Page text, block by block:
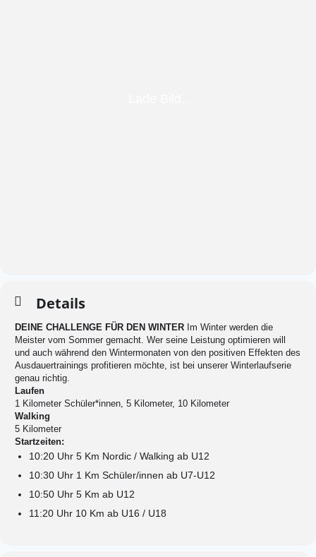
Details
DEINE CHALLENGE FÜR DEN WINTER Im Winter werden die
Meister vom Sommer gemacht. Wer seine Leistung optimieren will
und auch während den Wintermonaten von den positiven Effekten des
Ausdauertrainings profitieren möchte, ist bei unserer Winterlaufserie
genau richtig.
Laufen
1 Kilometer Schüler*innen, 5 Kilometer, 10 Kilometer
Walking
5 Kilometer
Startzeiten:
10:20 Uhr 5 Km Nordic / Walking ab U12
10:30 Uhr 1 Km Schüler/innen ab U7-U12
10:50 Uhr 5 Km ab U12
11:20 Uhr 10 Km ab U16 / U18